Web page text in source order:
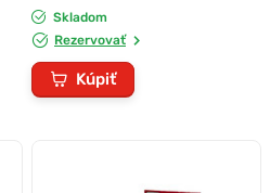
Skladom
Rezervovať
Kúpiť